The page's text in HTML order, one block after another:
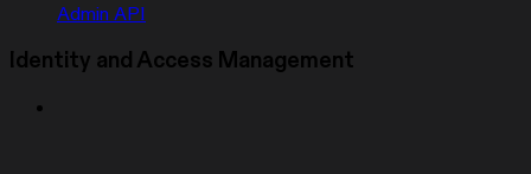
Admin API
Identity and Access Management